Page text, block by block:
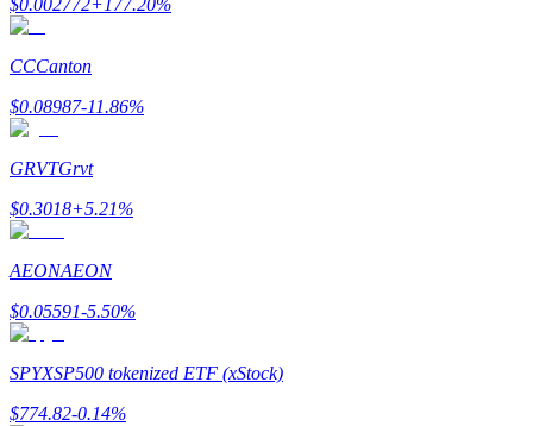
$0.002772+ 177.20%
CCCanton
$0.08987-11.86%
GRVTGrvt
$0.3018+5.21%
AEONAEON
$0.05591-5.50%
SPYXSP500 tokenized ETF (xStock)
$774.82-0.14%